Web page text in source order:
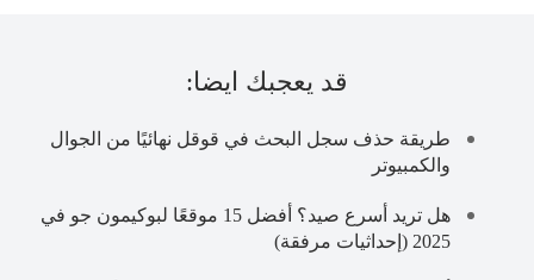
قد يعجبك ايضا:
طريقة حذف سجل البحث في قوقل نهائيًا من الجوال
والكمبيوتر
هل تريد أسرع صيد؟ أفضل 15 موقعًا لبوكيمون جو في
2025 (إحداثيات مرفقة)